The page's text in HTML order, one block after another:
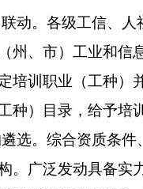
动。各级工信、人
州、市）工业和信
培训职业（工种）
种）目录，给予培
选。 综合资质条件
。广泛发动具备实